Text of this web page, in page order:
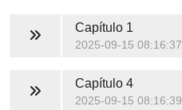
Capítulo 1
2025-09-15 08:16:37
Capítulo 4
2025-09-15 08:16:39